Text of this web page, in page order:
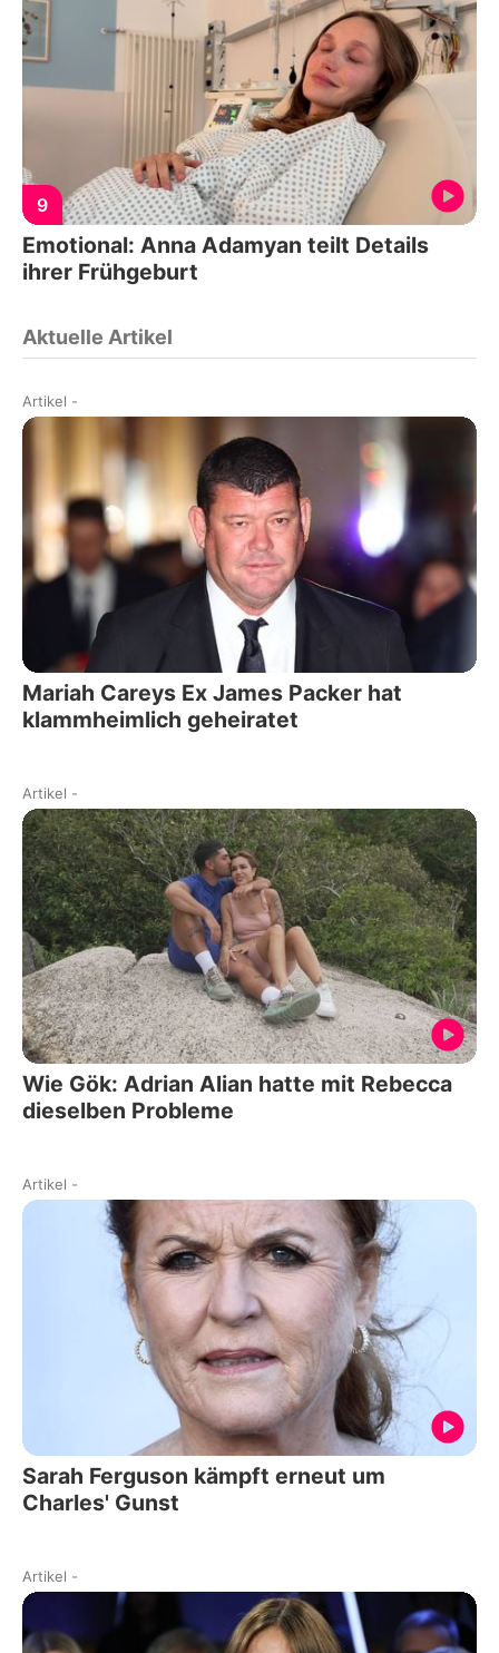
9
Emotional: Anna Adamyan teilt Details
ihrer Frühgeburt
Aktuelle Artikel
Artikel -
Mariah Careys Ex James Packer hat
klammheimlich geheiratet
Artikel -
Wie Gök: Adrian Alian hatte mit Rebecca
dieselben Probleme
Artikel -
Sarah Ferguson kämpft erneut um
Charles' Gunst
Artikel -